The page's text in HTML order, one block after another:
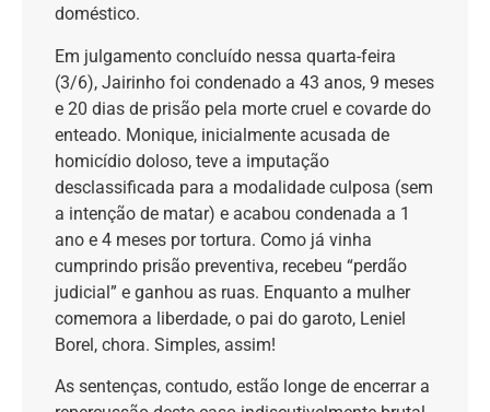
doméstico.
Em julgamento concluído nessa quarta-feira
(3/6), Jairinho foi condenado a 43 anos, 9 meses
e 20 dias de prisão pela morte cruel e covarde do
enteado. Monique, inicialmente acusada de
homicídio doloso, teve a imputação
desclassificada para a modalidade culposa (sem
a intenção de matar) e acabou condenada a 1
ano e 4 meses por tortura. Como já vinha
cumprindo prisão preventiva, recebeu “perdão
judicial” e ganhou as ruas. Enquanto a mulher
comemora a liberdade, o pai do garoto, Leniel
Borel, chora. Simples, assim!
As sentenças, contudo, estão longe de encerrar a